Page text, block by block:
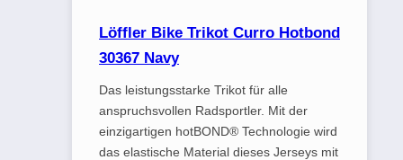
Löffler Bike Trikot Curro Hotbond
30367 Navy
Das leistungsstarke Trikot für alle
anspruchsvollen Radsportler. Mit der
einzigartigen hotBOND® Technologie wird
das elastische Material dieses Jerseys mit